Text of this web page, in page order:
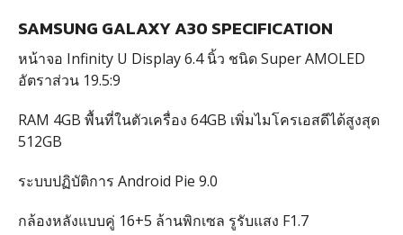
SAMSUNG GALAXY A30 SPECIFICATION
หน้าจอ Infinity U Display 6.4 นิ้ว ชนิด Super AMOLED
อัตราส่วน 19.5:9
RAM 4GB พื้นที่ในตัวเครื่อง 64GB เพิ่มไมโครเอสดีได้สูงสุด
512GB
ระบบปฏิบัติการ Android Pie 9.0
กล้องหลังแบบคู่ 16+5 ล้านพิกเซล รูรับแสง F1.7